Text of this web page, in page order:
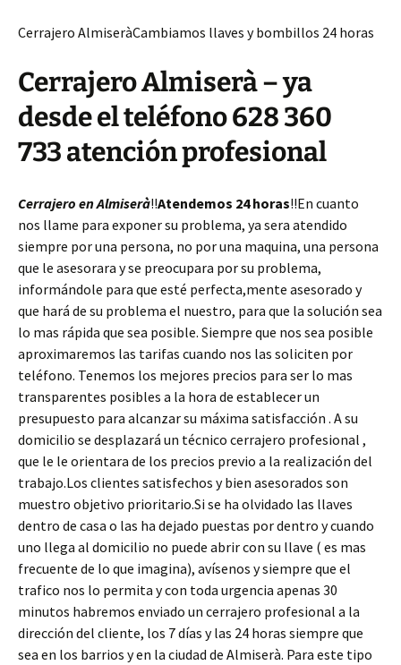
Cerrajero AlmiseràCambiamos llaves y bombillos 24 horas
Cerrajero Almiserà – ya
desde el teléfono 628 360
733 atención profesional
Cerrajero en Almiserà!!Atendemos 24 horas!!En cuanto
nos llame para exponer su problema, ya sera atendido
siempre por una persona, no por una maquina, una persona
que le asesorara y se preocupara por su problema,
informándole para que esté perfecta,mente asesorado y
que hará de su problema el nuestro, para que la solución sea
lo mas rápida que sea posible. Siempre que nos sea posible
aproximaremos las tarifas cuando nos las soliciten por
teléfono. Tenemos los mejores precios para ser lo mas
transparentes posibles a la hora de establecer un
presupuesto para alcanzar su máxima satisfacción . A su
domicilio se desplazará un técnico cerrajero profesional ,
que le le orientara de los precios previo a la realización del
trabajo.Los clientes satisfechos y bien asesorados son
muestro objetivo prioritario.Si se ha olvidado las llaves
dentro de casa o las ha dejado puestas por dentro y cuando
uno llega al domicilio no puede abrir con su llave ( es mas
frecuente de lo que imagina), avísenos y siempre que el
trafico nos lo permita y con toda urgencia apenas 30
minutos habremos enviado un cerrajero profesional a la
dirección del cliente, los 7 días y las 24 horas siempre que
sea en los barrios y en la ciudad de Almiserà. Para este tipo